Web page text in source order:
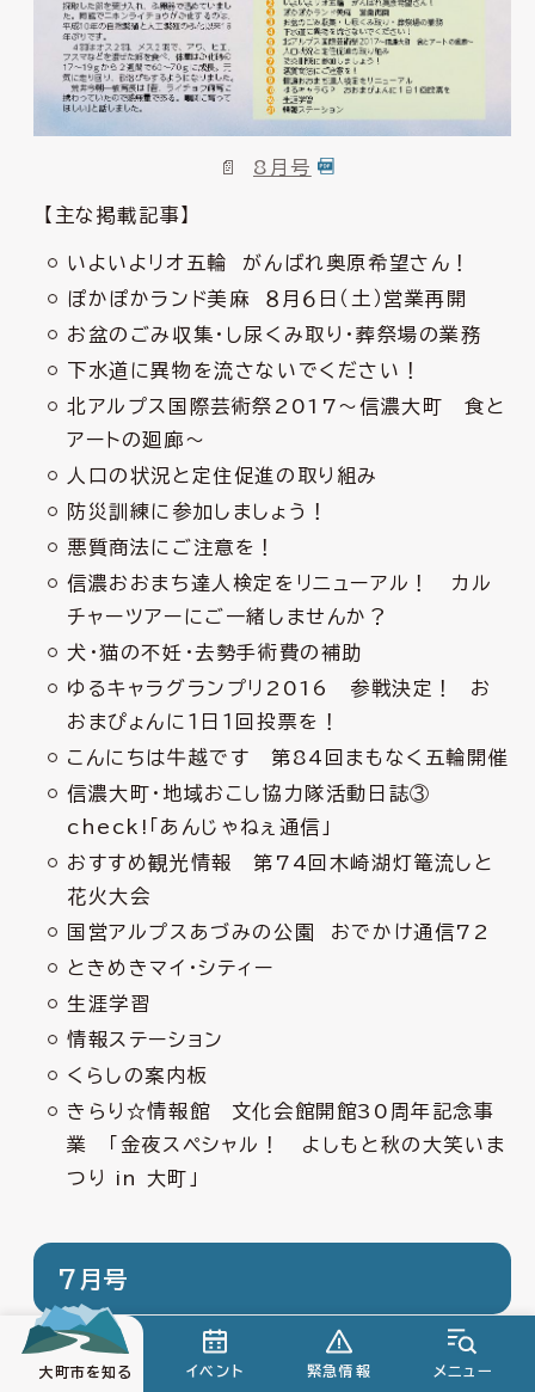
イベント 緊急情報 メニュー
8月号
【主な掲載記事】
いよいよリオ五輪 がんばれ奥原希望さん！
ぽかぽかランド美麻 ８月６日（土）営業再開
お盆のごみ収集・し尿くみ取り・葬祭場の業務
下水道に異物を流さないでください！
北アルプス国際芸術祭2017～信濃大町 食と
アートの廻廊～
人口の状況と定住促進の取り組み
防災訓練に参加しましょう！
悪質商法にご注意を！
信濃おおまち達人検定をリニューアル！ カル
チャーツアーにご一緒しませんか？
犬・猫の不妊・去勢手術費の補助
ゆるキャラグランプリ2016 参戦決定！ お
おまぴょんに１日１回投票を！
こんにちは牛越です 第84回まもなく五輪開催
信濃大町・地域おこし協力隊活動日誌③
check!「あんじゃねぇ通信」
おすすめ観光情報 第74回木崎湖灯篭流しと
花火大会
国営アルプスあづみの公園 おでかけ通信72
ときめきマイ・シティー
生涯学習
情報ステーション
くらしの案内板
きらり☆情報館 文化会館開館30周年記念事
業 「金夜スペシャル！ よしもと秋の大笑いま
つり in 大町」
7月号